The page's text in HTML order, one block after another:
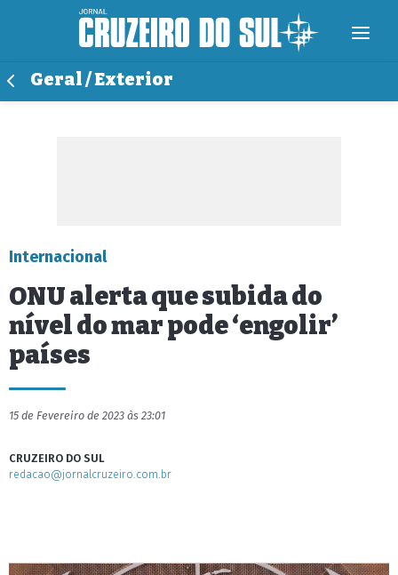
Geral / Exterior
Internacional
ONU alerta que subida do
nível do mar pode ‘engolir’
países
15 de Fevereiro de 2023 às 23:01
CRUZEIRO DO SUL
redacao@jornalcruzeiro.com.br